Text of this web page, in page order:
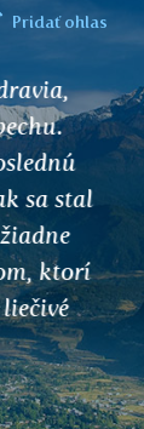
Pridať ohlas
sme o
odporučil
som dve
ale
veľmi
veľmi
Nováková